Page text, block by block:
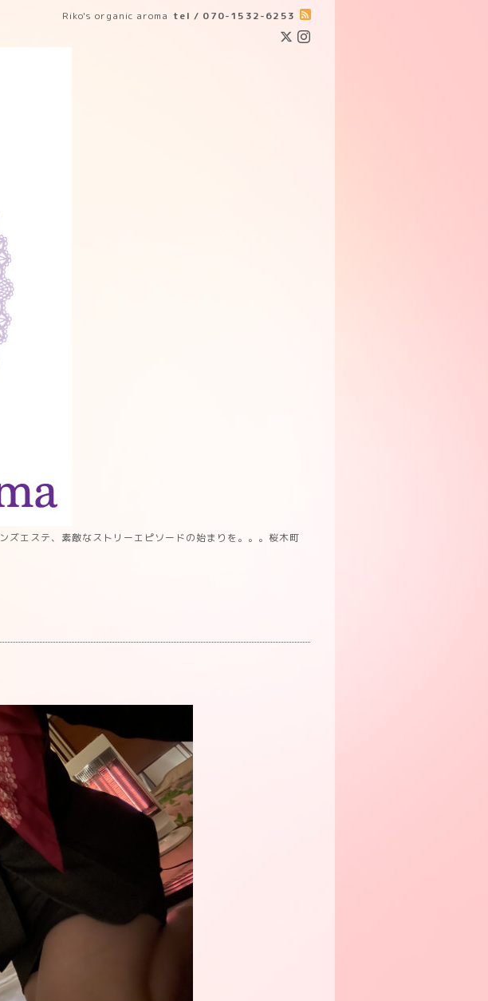
Riko's organic aroma tel / 070-1532-6253
ズエステ、素敵なストリーエピソードの始まりを。。。桜木町